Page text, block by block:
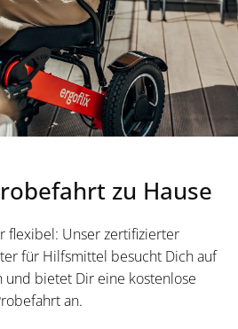
zu Hause
flexibel: Unser zertifizierter
für Hilfsmittel besucht Dich auf
und bietet Dir eine kostenlose
an.